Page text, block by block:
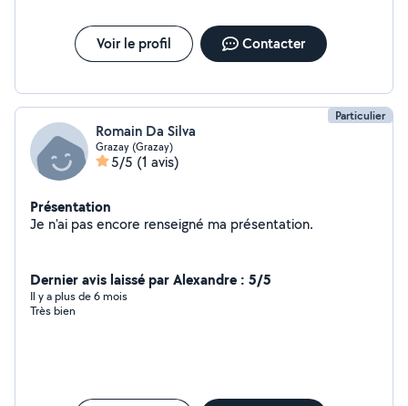
Voir le profil Contacter
Particulier
Romain Da Silva
Grazay (Grazay)
5/5 (1 avis)
Présentation
Je n'ai pas encore renseigné ma présentation.
Dernier avis laissé par Alexandre : 5/5
Il y a plus de 6 mois
Très bien